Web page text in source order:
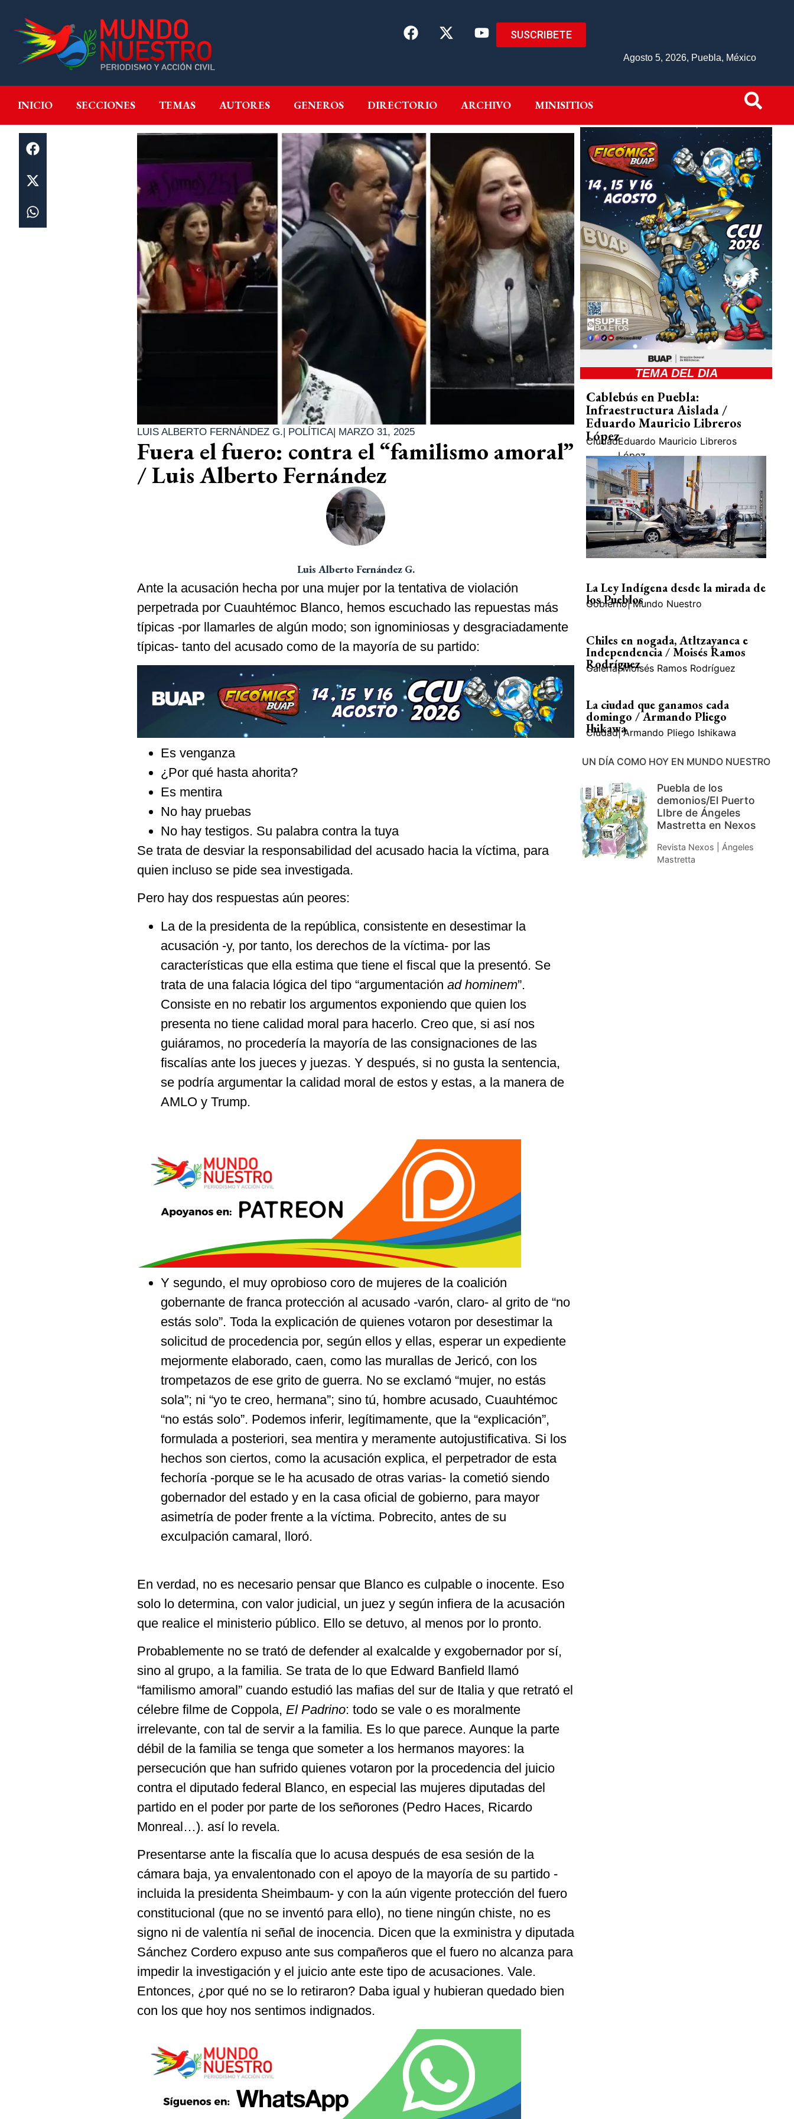
SUSCRIBETE
Agosto 5, 2026, Puebla, México
INICIO SECCIONES TEMAS AUTORES GENEROS DIRECTORIO ARCHIVO MINISITIOS
INICIO SECCIONES GENEROS DIRECTORIO ARCHIVO MINISITIOS
LUIS ALBERTO FERNÁNDEZ G.| POLÍTICA| MARZO 31, 2025
Fuera el fuero: contra el “familismo amoral”
/ Luis Alberto Fernández
Luis Alberto Fernández G.
Ante la acusación hecha por una mujer por la tentativa de violación
perpetrada por Cuauhtémoc Blanco, hemos escuchado las repuestas más
típicas -por llamarles de algún modo; son ignominiosas y desgraciadamente
típicas- tanto del acusado como de la mayoría de su partido:
Es venganza
¿Por qué hasta ahorita?
Es mentira
No hay pruebas
No hay testigos. Su palabra contra la tuya
Se trata de desviar la responsabilidad del acusado hacia la víctima, para
quien incluso se pide sea investigada.
Pero hay dos respuestas aún peores:
La de la presidenta de la república, consistente en desestimar la
acusación -y, por tanto, los derechos de la víctima- por las
características que ella estima que tiene el fiscal que la presentó. Se
trata de una falacia lógica del tipo “argumentación ad hominem”.
Consiste en no rebatir los argumentos exponiendo que quien los
presenta no tiene calidad moral para hacerlo. Creo que, si así nos
guiáramos, no procedería la mayoría de las consignaciones de las
fiscalías ante los jueces y juezas. Y después, si no gusta la sentencia,
se podría argumentar la calidad moral de estos y estas, a la manera de
AMLO y Trump.
Y segundo, el muy oprobioso coro de mujeres de la coalición
gobernante de franca protección al acusado -varón, claro- al grito de “no
estás solo”. Toda la explicación de quienes votaron por desestimar la
solicitud de procedencia por, según ellos y ellas, esperar un expediente
mejormente elaborado, caen, como las murallas de Jericó, con los
trompetazos de ese grito de guerra. No se exclamó “mujer, no estás
sola”; ni “yo te creo, hermana”; sino tú, hombre acusado, Cuauhtémoc
“no estás solo”. Podemos inferir, legítimamente, que la “explicación”,
formulada a posteriori, sea mentira y meramente autojustificativa. Si los
hechos son ciertos, como la acusación explica, el perpetrador de esta
fechoría -porque se le ha acusado de otras varias- la cometió siendo
gobernador del estado y en la casa oficial de gobierno, para mayor
asimetría de poder frente a la víctima. Pobrecito, antes de su
exculpación camaral, lloró.
En verdad, no es necesario pensar que Blanco es culpable o inocente. Eso
solo lo determina, con valor judicial, un juez y según infiera de la acusación
que realice el ministerio público. Ello se detuvo, al menos por lo pronto.
Probablemente no se trató de defender al exalcalde y exgobernador por sí,
sino al grupo, a la familia. Se trata de lo que Edward Banfield llamó
“familismo amoral” cuando estudió las mafias del sur de Italia y que retrató el
célebre filme de Coppola, El Padrino: todo se vale o es moralmente
irrelevante, con tal de servir a la familia. Es lo que parece. Aunque la parte
débil de la familia se tenga que someter a los hermanos mayores: la
persecución que han sufrido quienes votaron por la procedencia del juicio
contra el diputado federal Blanco, en especial las mujeres diputadas del
partido en el poder por parte de los señorones (Pedro Haces, Ricardo
Monreal…). así lo revela.
Presentarse ante la fiscalía que lo acusa después de esa sesión de la
cámara baja, ya envalentonado con el apoyo de la mayoría de su partido -
incluida la presidenta Sheimbaum- y con la aún vigente protección del fuero
constitucional (que no se inventó para ello), no tiene ningún chiste, no es
signo ni de valentía ni señal de inocencia. Dicen que la exministra y diputada
Sánchez Cordero expuso ante sus compañeros que el fuero no alcanza para
impedir la investigación y el juicio ante este tipo de acusaciones. Vale.
Entonces, ¿por qué no se lo retiraron? Daba igual y hubieran quedado bien
con los que hoy nos sentimos indignados.
TEMA DEL DIA
Cablebús en Puebla:
Infraestructura Aislada /
Eduardo Mauricio Libreros
López
CiudadEduardo Mauricio Libreros
López
La Ley Indígena desde la mirada de
los Pueblos
Gobierno| Mundo Nuestro
Chiles en nogada, Atltzayanca e
Independencia / Moisés Ramos
Rodríguez
Galería| Moisés Ramos Rodríguez
La ciudad que ganamos cada
domingo / Armando Pliego
Ihikawa
Ciudad| Armando Pliego Ishikawa
UN DÍA COMO HOY EN MUNDO NUESTRO
Puebla de los
demonios/El Puerto
LIbre de Ángeles
Mastretta en Nexos
Revista Nexos | Ángeles
Mastretta